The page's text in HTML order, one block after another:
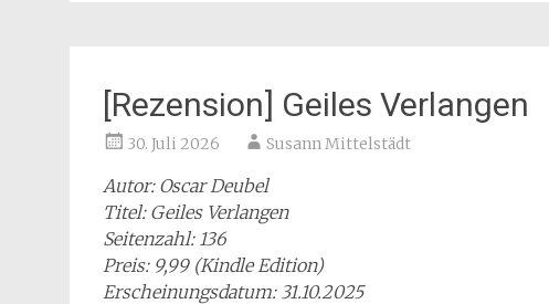
[Rezension] Geiles Verlangen
30. Juli 2026 Susann Mittelstädt
Autor: Oscar Deubel
Titel: Geiles Verlangen
Seitenzahl: 136
Preis: 9,99 (Kindle Edition)
Erscheinungsdatum: 31.10.2025